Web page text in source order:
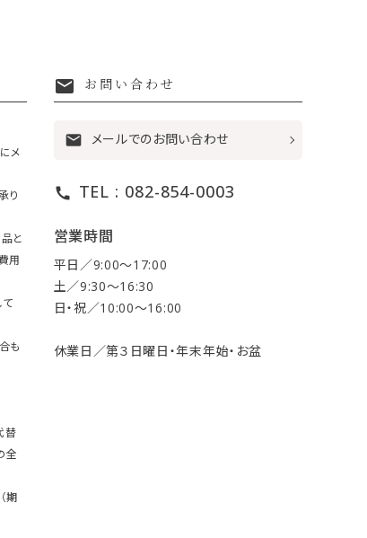
メ
り
と
用
も
替
全
期
mail お問い合わせ
mail メールでのお問い合わせ
call TEL : 082-854-0003
営業時間
平日／9:00〜17:00
土／9:30〜16:30
日・祝／10:00〜16:00
休業日／第３日曜日・年末年始・お盆